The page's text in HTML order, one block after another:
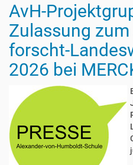
AvH-
Zulassung
forscht-
2026 bei